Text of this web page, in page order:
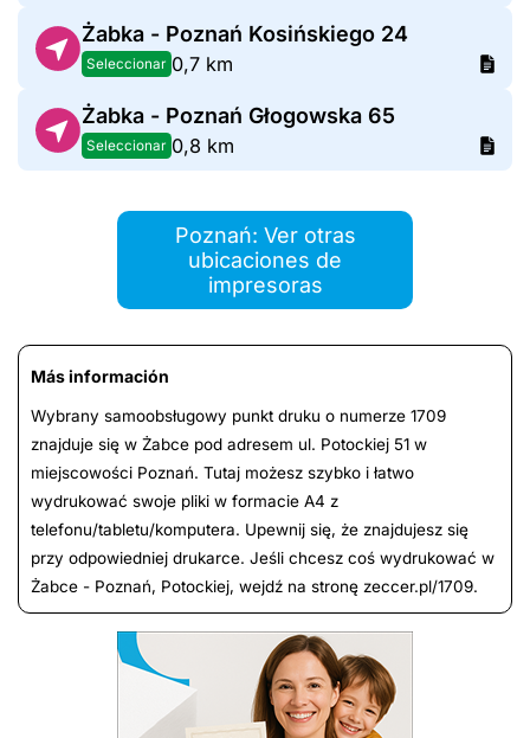
Żabka - Poznań Kosińskiego 24
Seleccionar 0,7 km
Żabka - Poznań Głogowska 65
Seleccionar 0,8 km
Poznań: Ver otras
ubicaciones de
impresoras
Más información
Wybrany samoobsługowy punkt druku o numerze 1709
znajduje się w Żabce pod adresem ul. Potockiej 51 w
miejscowości Poznań. Tutaj możesz szybko i łatwo
wydrukować swoje pliki w formacie A4 z
telefonu/tabletu/komputera. Upewnij się, że znajdujesz się
przy odpowiedniej drukarce. Jeśli chcesz coś wydrukować w
Żabce - Poznań, Potockiej, wejdź na stronę zeccer.pl/1709.